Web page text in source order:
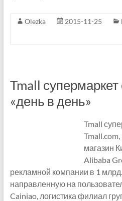
Olezka 2015-11-25
Tmall супермаркет
«день в день»
Tmall
магазин
Alibaba
рекламной компании в 1
направленную на
Cainiao, логистика филиал